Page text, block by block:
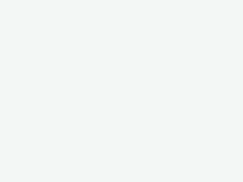
erinnern. Wenn Sie auf